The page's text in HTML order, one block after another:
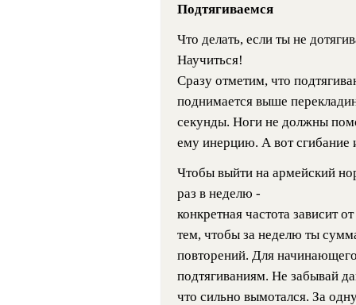
Подтягиваемся
Что делать, если ты не
Научиться!
Сразу отметим, что
поднимается выше
секунды. Ноги не должны
ему инерцию. А вот сгибание
Чтобы выйти на армейский
раз в неделю -
конкретная частота зависит
тем, чтобы за неделю ты
повторений. Для
подтягиваниям. Не забывай
что сильно вымотался. За